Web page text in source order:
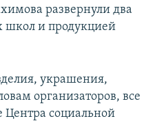
развернули два
школ и продукцией
украшения,
организаторов, все
Центра социальной